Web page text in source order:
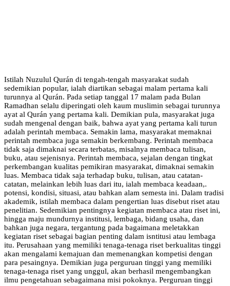
Istilah Nuzulul Qurán di tengah-tengah masyarakat sudah
sedemikian popular, ialah diartikan sebagai malam pertama kali
turunnya al Qurán. Pada setiap tanggal 17 malam pada Bulan
Ramadhan selalu diperingati oleh kaum muslimin sebagai turunnya
ayat al Qurán yang pertama kali. Demikian pula, masyarakat juga
sudah mengenal dengan baik, bahwa ayat yang pertama kali turun
adalah perintah membaca. Semakin lama, masyarakat memaknai
perintah membaca juga semakin berkembang. Perintah membaca
tidak saja dimaknai secara terbatas, misalnya membaca tulisan,
buku, atau sejenisnya. Perintah membaca, sejalan dengan tingkat
perkembangan kualitas pemikiran masyarakat, dimaknai semakin
luas. Membaca tidak saja terhadap buku, tulisan, atau catatan-
catatan, melainkan lebih luas dari itu, ialah membaca keadaan,.
potensi, kondisi, situasi, atau bahkan alam semesta ini. Dalam tradisi
akademik, istilah membaca dalam pengertian luas disebut riset atau
penelitian. Sedemikian pentingnya kegiatan membaca atau riset ini,
hingga maju mundurnya institusi, lembaga, bidang usaha, dan
bahkan juga negara, tergantung pada bagaimana meletakkan
kegiatan riset sebagai bagian penting dalam isntitusi atau lembaga
itu. Perusahaan yang memiliki tenaga-tenaga riset berkualitas tinggi
akan mengalami kemajuan dan memenangkan kompetisi dengan
para pesaingnya. Demikian juga perguruan tinggi yang memiliki
tenaga-tenaga riset yang unggul, akan berhasil mengembangkan
ilmu pengetahuan sebagaimana misi pokoknya. Perguruan tinggi